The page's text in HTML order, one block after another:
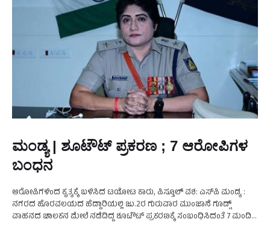
ಮಂಡ್ಯ | ಶೂಟೌಟ್‌ ಪ್ರಕರಣ ; 7 ಆರೋಪಿಗಳ
ಬಂಧನ
ಆರೋಪಿಗಳಿಂದ ಕೃತ್ಯಕ್ಕೆ ಬಳಿಸಿದ ಟಯೋಟ ಕಾರು, ಪಿಸ್ತೂಲ್ ವಶ: ಎಸ್‌ಪಿ ಮಂಡ್ಯ :
ನಗರದ ಹೊರವಲಯದ ಹೆದ್ದಾರಿಯಲ್ಲಿ ಜು.2ರ ಗುರುವಾರ ಮುಂಜಾನೆ ಗೂಡ್ಸ್
ವಾಹನದ ಚಾಲಕನ ಮೇಲೆ ನಡೆದಿದ್ದ ಶೂಟೌಟ್ ಪ್ರಕರಣಕ್ಕೆ ಸಂಬಂಧಿಸಿದಂತೆ 7 ಮಂದಿ